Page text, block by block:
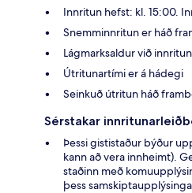
Innritun hefst: kl. 15:00.
Snemminnritun er háð
Lágmarksaldur við
Útritunartími er á hádegi
Seinkuð útritun háð
Sérstakar
Þessi gististaður býður
kann að vera innheimt).
staðinn með
þess